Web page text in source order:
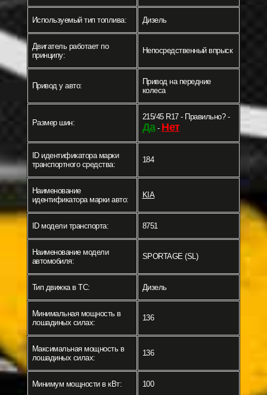
Используемый тип топлива: Дизель
Двигатель работает по
принципу:
Непосредственный впрыск
Привод у авто:
Привод на передние
колеса
Размер шин:
215/45 R17 - Правильно? -
Да- Нет
ID идентификатора марки
транспортного средства:
184
Наименование
идентификатора марки авто:
KIA
ID модели транспорта: 8751
Наименование модели
автомобиля:
SPORTAGE (SL)
Тип движка в ТС: Дизель
Минимальная мощность в
лошадиных силах:
136
Максимальная мощность в
лошадиных силах:
136
Минимум мощности в кВт: 100